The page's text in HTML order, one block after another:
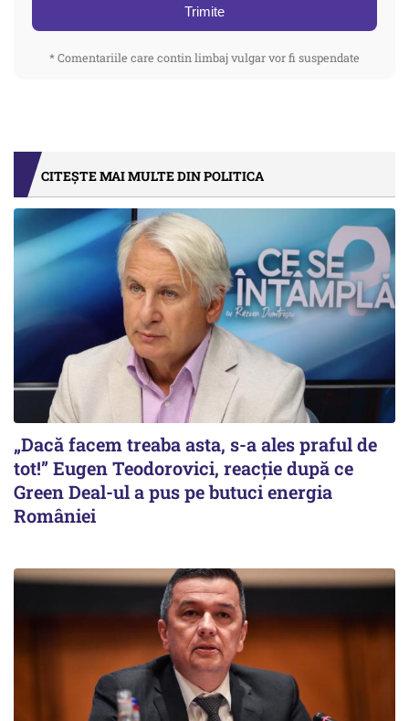
Trimite
* Comentariile care contin limbaj vulgar vor fi suspendate
CITEȘTE MAI MULTE DIN POLITICA
„Dacă facem treaba asta, s-a ales praful de
tot!” Eugen Teodorovici, reacție după ce
Green Deal-ul a pus pe butuci energia
României